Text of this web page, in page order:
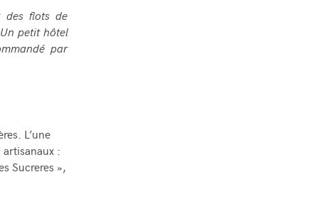
des flots de
petit hôtel
par
L’une
:
Sucreres »,